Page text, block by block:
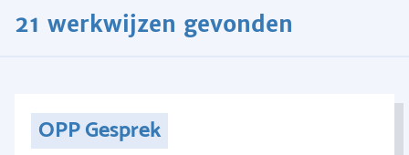
21 werkwijzen gevonden
OPP Gesprek